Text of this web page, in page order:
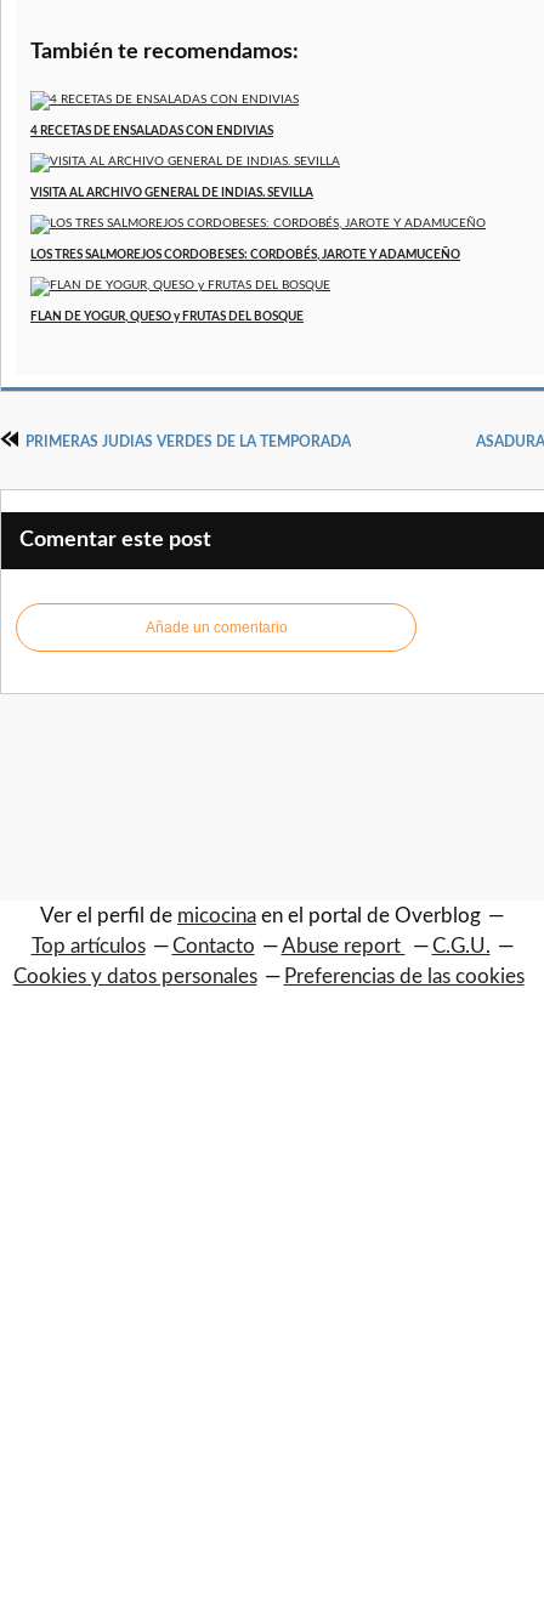
También te recomendamos:
4 RECETAS DE ENSALADAS CON ENDIVIAS
VISITA AL ARCHIVO GENERAL DE INDIAS. SEVILLA
LOS TRES SALMOREJOS CORDOBESES: CORDOBÉS, JAROTE Y ADAMUCEÑO
FLAN DE YOGUR, QUESO y FRUTAS DEL BOSQUE
PRIMERAS JUDIAS VERDES DE LA TEMPORADA
Comentar este post
Añade un comentario
Ver el perfil de micocina en el portal de Overblog
Top artículos
Contacto Abuse report
C.G.U.
Cookies y datos personales
Preferencias de las cookies